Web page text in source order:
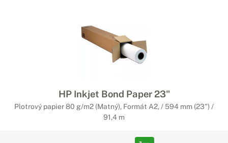
HP Inkjet Bond Paper 23"
Plotrový papier 80 g/m2 (Matný), Formát A2, / 594 mm (23") /
91,4 m